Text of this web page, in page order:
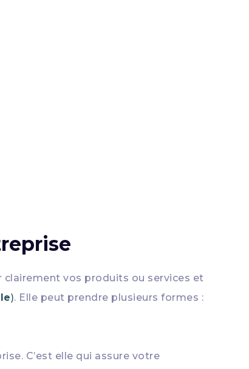
clairement vos produits ou services et
). Elle peut prendre plusieurs formes :
C’est elle qui assure votre